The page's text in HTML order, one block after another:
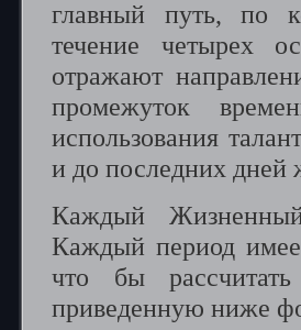
главный путь, по
течение четырех
отражают
промежуток
использования
и до последних дней
Каждый
Каждый период
что бы
приведенную ниже